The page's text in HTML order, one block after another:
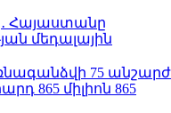
Հայաստանը
մեդալային
75 անշարժ
865 միլիոն 865